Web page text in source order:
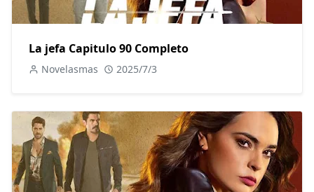
La jefa Capitulo 90 Completo
Novelasmas 2025/7/3